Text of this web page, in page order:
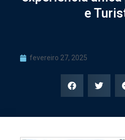
e
fevereiro 27, 2025